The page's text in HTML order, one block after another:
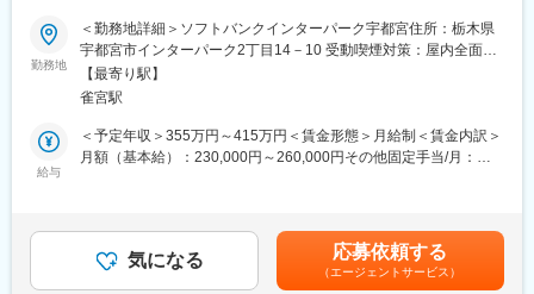
■就業環境
勤務地は栃木県内のauショップ3店舗が中心です。誕生日休暇や
結婚記念日休暇、独自の特別休暇があります。社宅、退職金、社
会保険も整い、生活面の不安を抑えられます。300以上のオンラ
イン研修やキャリア研修を会社負担で受講できます。
■企業の魅力
る点です。既存事業を磨き、新規事業にも挑戦しています。
変更の範囲：会社の定める業務
心とした休日形態（一部有給利用）】
【仕事内容】
当社にて既に取引のある法人顧客に対し、会社で使う携帯電話な
どのモバイル商材を主軸に提案営業を行っていただきます。（既
存顧客8割・新規2割）
＜取り扱い商材＞
〇テレワーク時に活用されるオンラインツール
〇配膳やお掃除ロボットなど
その他数10件以上の商材があります！
勤務地
＜勤務地詳細＞ソフトバンクインターパーク宇都宮住所：栃木県
宇都宮市インターパーク2丁目14－10 受動喫煙対策：屋内全面禁
煙変更の範囲：会社の定める事業所
【最寄り駅】
雀宮駅
給与
＜予定年収＞355万円～415万円＜賃金形態＞月給制＜賃金内訳＞
月額（基本給）：230,000円～260,000円その他固定手当/月：
も目安の金額であり、選考を通じて上下する可能性があります。
月給(月額)は固定手当を含めた表記です。
気になる 応募依頼する
（エージェントサービス）